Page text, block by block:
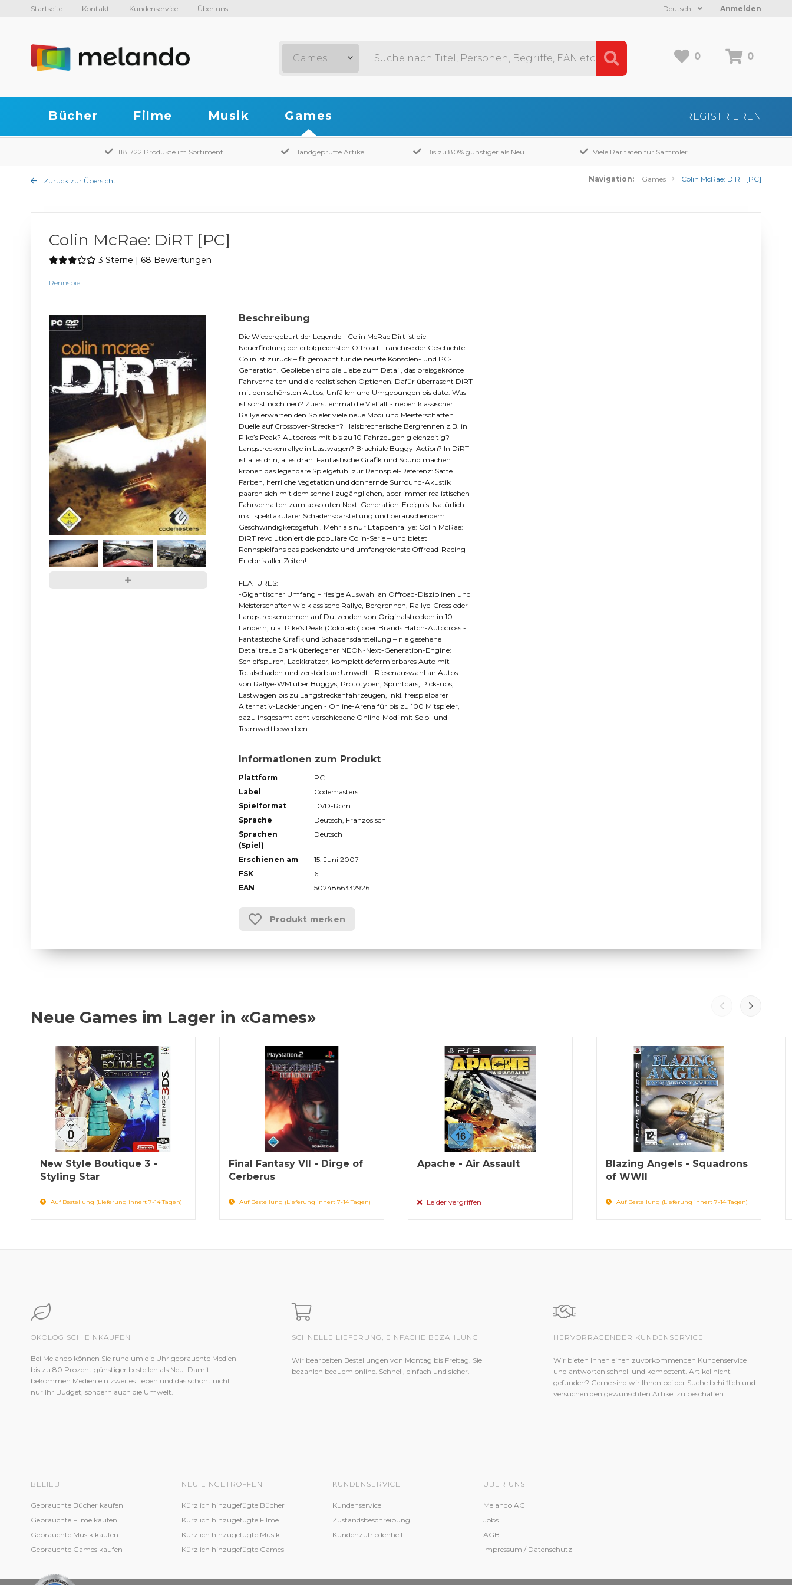
Startseite Kontakt Kundenservice Über uns Anmelden
Deutsch
0 0
Games
Bücher Filme Musik Games REGISTRIEREN
118'722 Produkte im Sortiment Handgeprüfte Artikel Bis zu 80% günstiger als Neu Viele Raritäten für Sammler
Zurück zur Übersicht Navigation: Games Colin McRae: DiRT [PC]
Colin McRae: DiRT [PC]
3 Sterne | 68 Bewertungen
Rennspiel
Beschreibung
Die Wiedergeburt der Legende - Colin McRae Dirt ist die
Neuerfindung der erfolgreichsten Offroad-Franchise der Geschichte!
Colin ist zurück – fit gemacht für die neuste Konsolen- und PC-
Generation. Geblieben sind die Liebe zum Detail, das preisgekrönte
Fahrverhalten und die realistischen Optionen. Dafür überrascht DiRT
mit den schönsten Autos, Unfällen und Umgebungen bis dato. Was
ist sonst noch neu? Zuerst einmal die Vielfalt - neben klassischer
Rallye erwarten den Spieler viele neue Modi und Meisterschaften.
Duelle auf Crossover-Strecken? Halsbrecherische Bergrennen z.B. in
Pike’s Peak? Autocross mit bis zu 10 Fahrzeugen gleichzeitig?
Langstreckenrallye in Lastwagen? Brachiale Buggy-Action? In DiRT
ist alles drin, alles dran. Fantastische Grafik und Sound machen
krönen das legendäre Spielgefühl zur Rennspiel-Referenz: Satte
Farben, herrliche Vegetation und donnernde Surround-Akustik
paaren sich mit dem schnell zugänglichen, aber immer realistischen
Fahrverhalten zum absoluten Next-Generation-Ereignis. Natürlich
inkl. spektakulärer Schadensdarstellung und berauschendem
Geschwindigkeitsgefühl. Mehr als nur Etappenrallye: Colin McRae:
DiRT revolutioniert die populäre Colin-Serie – und bietet
Rennspielfans das packendste und umfangreichste Offroad-Racing-
Erlebnis aller Zeiten!
FEATURES:
-Gigantischer Umfang – riesige Auswahl an Offroad-Disziplinen und
Meisterschaften wie klassische Rallye, Bergrennen, Rallye-Cross oder
Langstreckenrennen auf Dutzenden von Originalstrecken in 10
Ländern, u.a. Pike’s Peak (Colorado) oder Brands Hatch-Autocross -
Fantastische Grafik und Schadensdarstellung – nie gesehene
Detailtreue Dank überlegener NEON-Next-Generation-Engine:
Schleifspuren, Lackkratzer, komplett deformierbares Auto mit
Totalschäden und zerstörbare Umwelt - Riesenauswahl an Autos -
von Rallye-WM über Buggys, Prototypen, Sprintcars, Pick-ups,
Lastwagen bis zu Langstreckenfahrzeugen, inkl. freispielbarer
Alternativ-Lackierungen - Online-Arena für bis zu 100 Mitspieler,
dazu insgesamt acht verschiedene Online-Modi mit Solo- und
Teamwettbewerben.
Informationen zum Produkt
Plattform
PC
Label
Codemasters
Spielformat
DVD-Rom
Sprache
Deutsch, Französisch
Sprachen
(Spiel)
Deutsch
Erschienen am
15. Juni 2007
FSK
6
EAN
5024866332926
Produkt merken
Neue Games im Lager in «Games»
New Style Boutique 3 -
Styling Star
Auf Bestellung (Lieferung innert 7-14 Tagen)
Final Fantasy VII - Dirge of
Cerberus
Auf Bestellung (Lieferung innert 7-14 Tagen)
Apache - Air Assault
Leider vergriffen
Blazing Angels - Squadrons
of WWII
Auf Bestellung (Lieferung innert 7-14 Tagen)
ÖKOLOGISCH EINKAUFEN
Bei Melando können Sie rund um die Uhr gebrauchte Medien
bis zu 80 Prozent günstiger bestellen als Neu. Damit
bekommen Medien ein zweites Leben und das schont nicht
nur Ihr Budget, sondern auch die Umwelt.
SCHNELLE LIEFERUNG, EINFACHE BEZAHLUNG
Wir bearbeiten Bestellungen von Montag bis Freitag. Sie
bezahlen bequem online. Schnell, einfach und sicher.
HERVORRAGENDER KUNDENSERVICE
Wir bieten Ihnen einen zuvorkommenden Kundenservice
und antworten schnell und kompetent. Artikel nicht
gefunden? Gerne sind wir Ihnen bei der Suche behilflich und
versuchen den gewünschten Artikel zu beschaffen.
BELIEBT
Gebrauchte Bücher kaufen
Gebrauchte Filme kaufen
Gebrauchte Musik kaufen
Gebrauchte Games kaufen
NEU EINGETROFFEN
Kürzlich hinzugefügte Bücher
Kürzlich hinzugefügte Filme
Kürzlich hinzugefügte Musik
Kürzlich hinzugefügte Games
KUNDENSERVICE
Kundenservice
Zustandsbeschreibung
Kundenzufriedenheit
ÜBER UNS
Melando AG
Jobs
AGB
Impressum / Datenschutz